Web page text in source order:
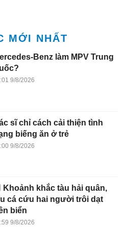
MỚI NHẤT
Benz làm MPV Trung
9/8/2026
sĩ chỉ cách cải thiện tình
biếng ăn ở trẻ
9/8/2026
Khoảnh khắc tàu hải quân,
cá cứu hai người trôi dạt
biển
9/8/2026